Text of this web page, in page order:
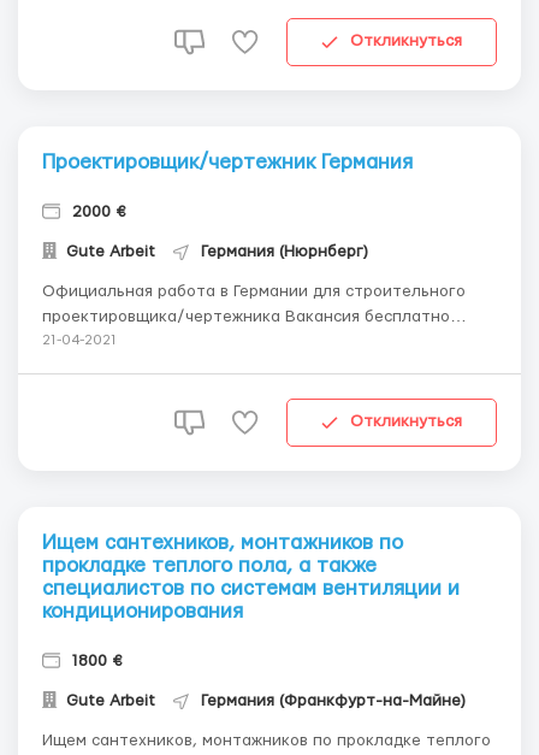
Откликнуться
Проектировщик/чертежник Германия
2000 €
Gute Arbeit Германия (Нюрнберг)
Официальная работа в Германии для строительного
проектировщика/чертежника Вакансия бесплатно
Трудоустройство только с европейским паспортом
стартует от 2000 евро/брутто в зависимости ...
21-04-2021
Откликнуться
Ищем сантехников, монтажников по
прокладке теплого пола, а также
специалистов по системам вентиляции и
кондиционирования
1800 €
Gute Arbeit Германия (Франкфурт-на-Майне)
Ищем сантехников, монтажников по прокладке теплого